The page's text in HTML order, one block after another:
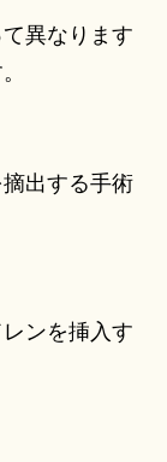
異なります
出する手術
ンを挿入す